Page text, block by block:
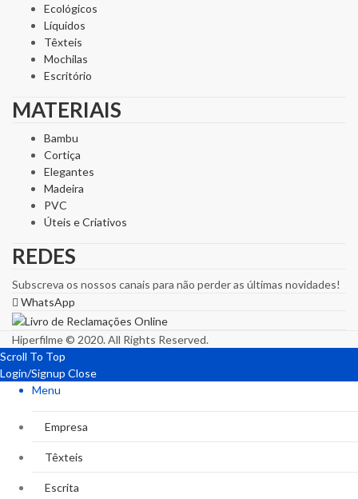
Ecológicos
Líquidos
Têxteis
Mochilas
Escritório
MATERIAIS
Bambu
Cortiça
Elegantes
Madeira
PVC
Úteis e Criativos
REDES
Subscreva os nossos canais para não perder as últimas novidades!
WhatsApp
Hiperfilme © 2020. All Rights Reserved.
Scroll To Top
Login/Signup Close
Menu
Empresa
Têxteis
Escrita